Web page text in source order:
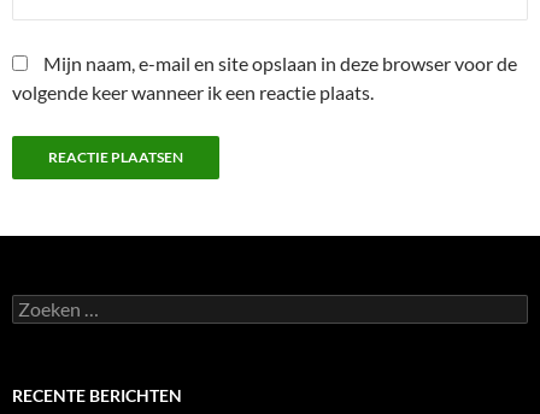
Mijn naam, e-mail en site opslaan in deze browser voor de
volgende keer wanneer ik een reactie plaats.
Zoeken
naar:
RECENTE BERICHTEN